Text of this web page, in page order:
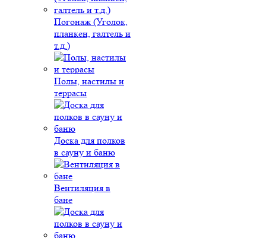
Погонаж (Уголок,
планкен, галтель и
т.д.)
Полы, настилы и
террасы
Доска для полков
в сауну и баню
Вентиляция в
бане